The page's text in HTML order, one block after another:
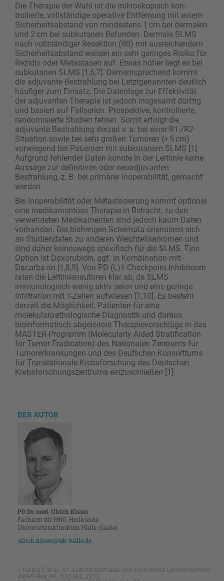
Die Therapie der Wahl ist die mikroskopisch kon­
trollierte, vollständige operative Entfernung mit einem
Sicherheitsabstand von mindestens 1 cm bei dermalen
und 2 cm bei subkutanen Befunden. Dermale SLMS
nach vollständiger Resektion (R0) mit ausreichendem
Sicherheitsabstand weisen ein sehr geringes Risiko für
Rezidiv oder Metastasen auf. ­Etwas höher liegt es bei
subkutanen SLMS [1,6,7]. Dementsprechend kommt
die adjuvante Bestrahlung bei Letztgenannten deutlich
häufiger zum Einsatz. Die Datenlage zur Effektivität
der adjuvanten Therapie ist jedoch insgesamt dürftig
und basiert auf Fallserien. Prospektive, kontrollierte,
randomisierte Studien fehlen. Somit erfolgt die
adjuvante Bestrahlung derzeit v. a. bei einer R1-/R2-
Situation sowie bei sehr großen Tumoren (> 5 cm)
vorwiegend bei Patienten mit subkutanem SLMS [1].
Aufgrund fehlender Daten konnte in der Leitlinie keine
Aussage zur definitiven oder neoadjuvanten
Bestrahlung, z. B. bei primärer Inoperabilität, gemacht
werden.
Bei Inoperabilität oder Metastasierung kommt optional
eine medikamentöse Therapie in Betracht, zu den
verwendeten Medikamenten sind jedoch kaum Daten
vorhanden. Die bisherigen Schemata orientieren sich
an Studiendaten zu anderen Weichteilsarkomen und
sind daher keineswegs spezifisch für die SLMS. Eine
Option ist Doxorubicin, ggf. in Kombination mit ­
Dacarbazin [1,8,9]. Von PD-(L)1-Checkpoint-Inhibitoren
raten die Leitlinienautoren klar ab, da SLMS
immunologisch wenig aktiv seien und eine geringe
Infiltration mit T-Zellen aufwiesen [1,10]. Es besteht
derzeit die Möglichkeit, Patienten für eine
molekularpathologische Diagnostik und daraus
bioinformatisch abgeleitete Therapievorschläge in das
MASTER-Programm (Molecularly Aided Stratification
for Tumor Eradication) des Nationalen Zentrums für
Tumorerkrankungen und des Deutschen Konsortiums
für Translationale Krebsforschung des Deutschen
Krebsforschungszentrums einzuschließen [1].
DER AUTOR
PD Dr. med. Ulrich Kisser
Facharzt für HNO-Heilkunde
Universitätsklinikum Halle (Saale)
ulrich.kisser@uk-halle.de
1 Helbig D et al., S1 -Leitlinie Dermales und subkutanes Leiomyosarkom.
AWMF-Reg.-Nr.: 032-060, 2023